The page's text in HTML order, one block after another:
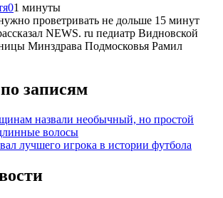
01 минуты
проветривать не дольше 15 минут
NEWS. ru педиатр Видновской
Минздрава Подмосковья Рамил
записям
назвали необычный, но простой
волосы
лучшего игрока в истории футбола